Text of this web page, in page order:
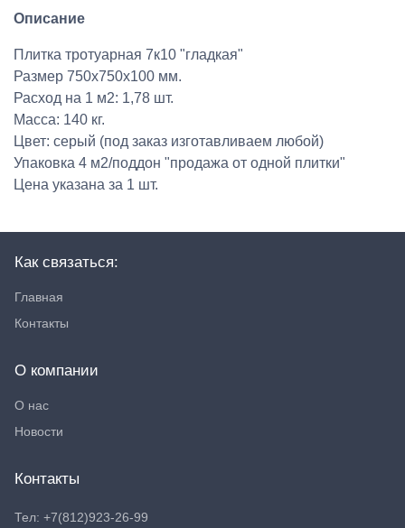
Описание
Плитка тротуарная 7к10 "гладкая"
Размер 750х750х100 мм.
Расход на 1 м2: 1,78 шт.
Масса: 140 кг.
Цвет: серый (под заказ изготавливаем любой)
Упаковка 4 м2/поддон "продажа от одной плитки"
Цена указана за 1 шт.
Как связаться:
Главная
Контакты
О компании
О нас
Новости
Контакты
Тел: +7(812)923-26-99